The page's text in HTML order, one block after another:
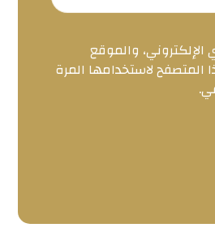
والموقع
المتصفح لاستخدامها المرة